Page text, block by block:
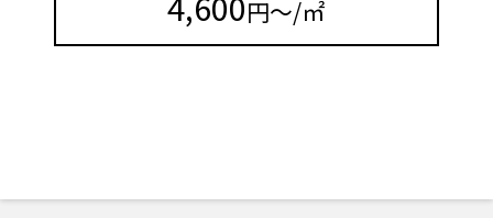
円～/㎡